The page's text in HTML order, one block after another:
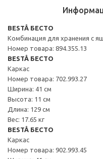
BESTÅ БЕСТО
Комбинация для хранения с
Номер товара: 894.355.13
BESTÅ БЕСТО
Каркас
Номер товара: 702.993.27
Ширина: 41 см
Высота: 11 см
Длина: 129 см
Вес: 17.65 кг
BESTÅ БЕСТО
Каркас
Номер товара: 902.993.45